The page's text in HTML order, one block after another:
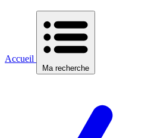
Accueil
Ma recherche